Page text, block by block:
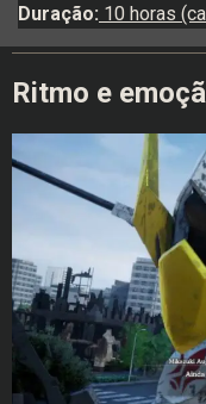
Duração: 10 horas
Ritmo e